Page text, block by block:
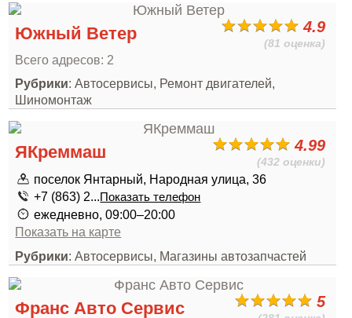
4.9
(81 оценка)
Южный Ветер
Всего адресов: 2
Рубрики: Автосервисы, Ремонт двигателей,
Шиномонтаж
4.99
(432 оценки)
ЯКреммаш
поселок Янтарный, Народная улица, 36
+7 (863) 2...Показать телефон
ежедневно, 09:00–20:00
Показать на карте
Рубрики: Автосервисы, Магазины автозапчастей
5
Франс Авто Сервис